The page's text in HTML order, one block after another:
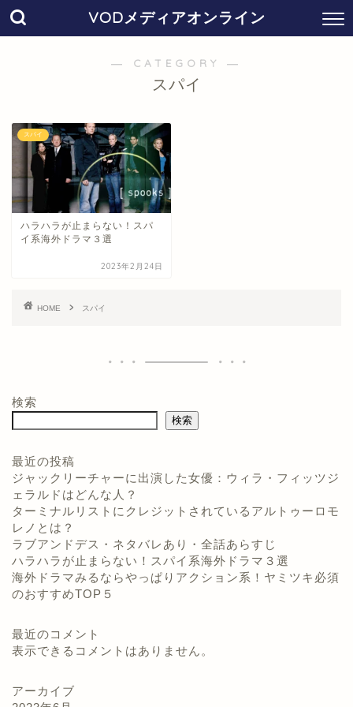
VODメディアオンライン
― CATEGORY ―
スパイ
スパイ
ハラハラが止まらない！スパ
イ系海外ドラマ３選
2023年2月24日
HOME スパイ
検索
検索
最近の投稿
ジャックリーチャーに出演した女優：ウィラ・フィッツジ
ェラルドはどんな人？
ターミナルリストにクレジットされているアルトゥーロモ
レノとは？
ラブアンドデス・ネタバレあり・全話あらすじ
ハラハラが止まらない！スパイ系海外ドラマ３選
海外ドラマみるならやっぱりアクション系！ヤミツキ必須
のおすすめTOP５
最近のコメント
表示できるコメントはありません。
アーカイブ